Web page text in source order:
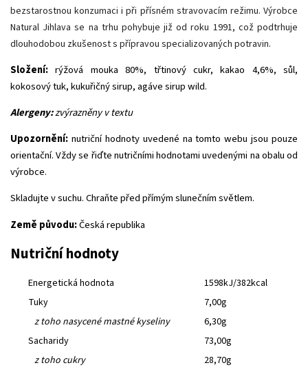
bezstarostnou konzumaci i při přísném stravovacím režimu. Výrobce
Natural Jihlava se na trhu pohybuje již od roku 1991, což podtrhuje
dlouhodobou zkušenost s přípravou specializovaných potravin.
Složení:rýžová mouka 80%, třtinový cukr, kakao 4,6%, sůl,
kokosový tuk, kukuřičný sirup, agáve sirup wild.
Alergeny:zvýrazněny v textu
Upozornění: nutriční hodnoty uvedené na tomto webu jsou pouze
orientační. Vždy se řiďte nutričními hodnotami uvedenými na obalu od
výrobce.
Skladujte v suchu. Chraňte před přímým slunečním světlem.
Země původu:Česká republika
Nutriční hodnoty
Energetická hodnota
1598kJ/382kcal
Tuky
7,00g
z toho nasycené mastné kyseliny
6,30g
Sacharidy
73,00g
z toho cukry
28,70g